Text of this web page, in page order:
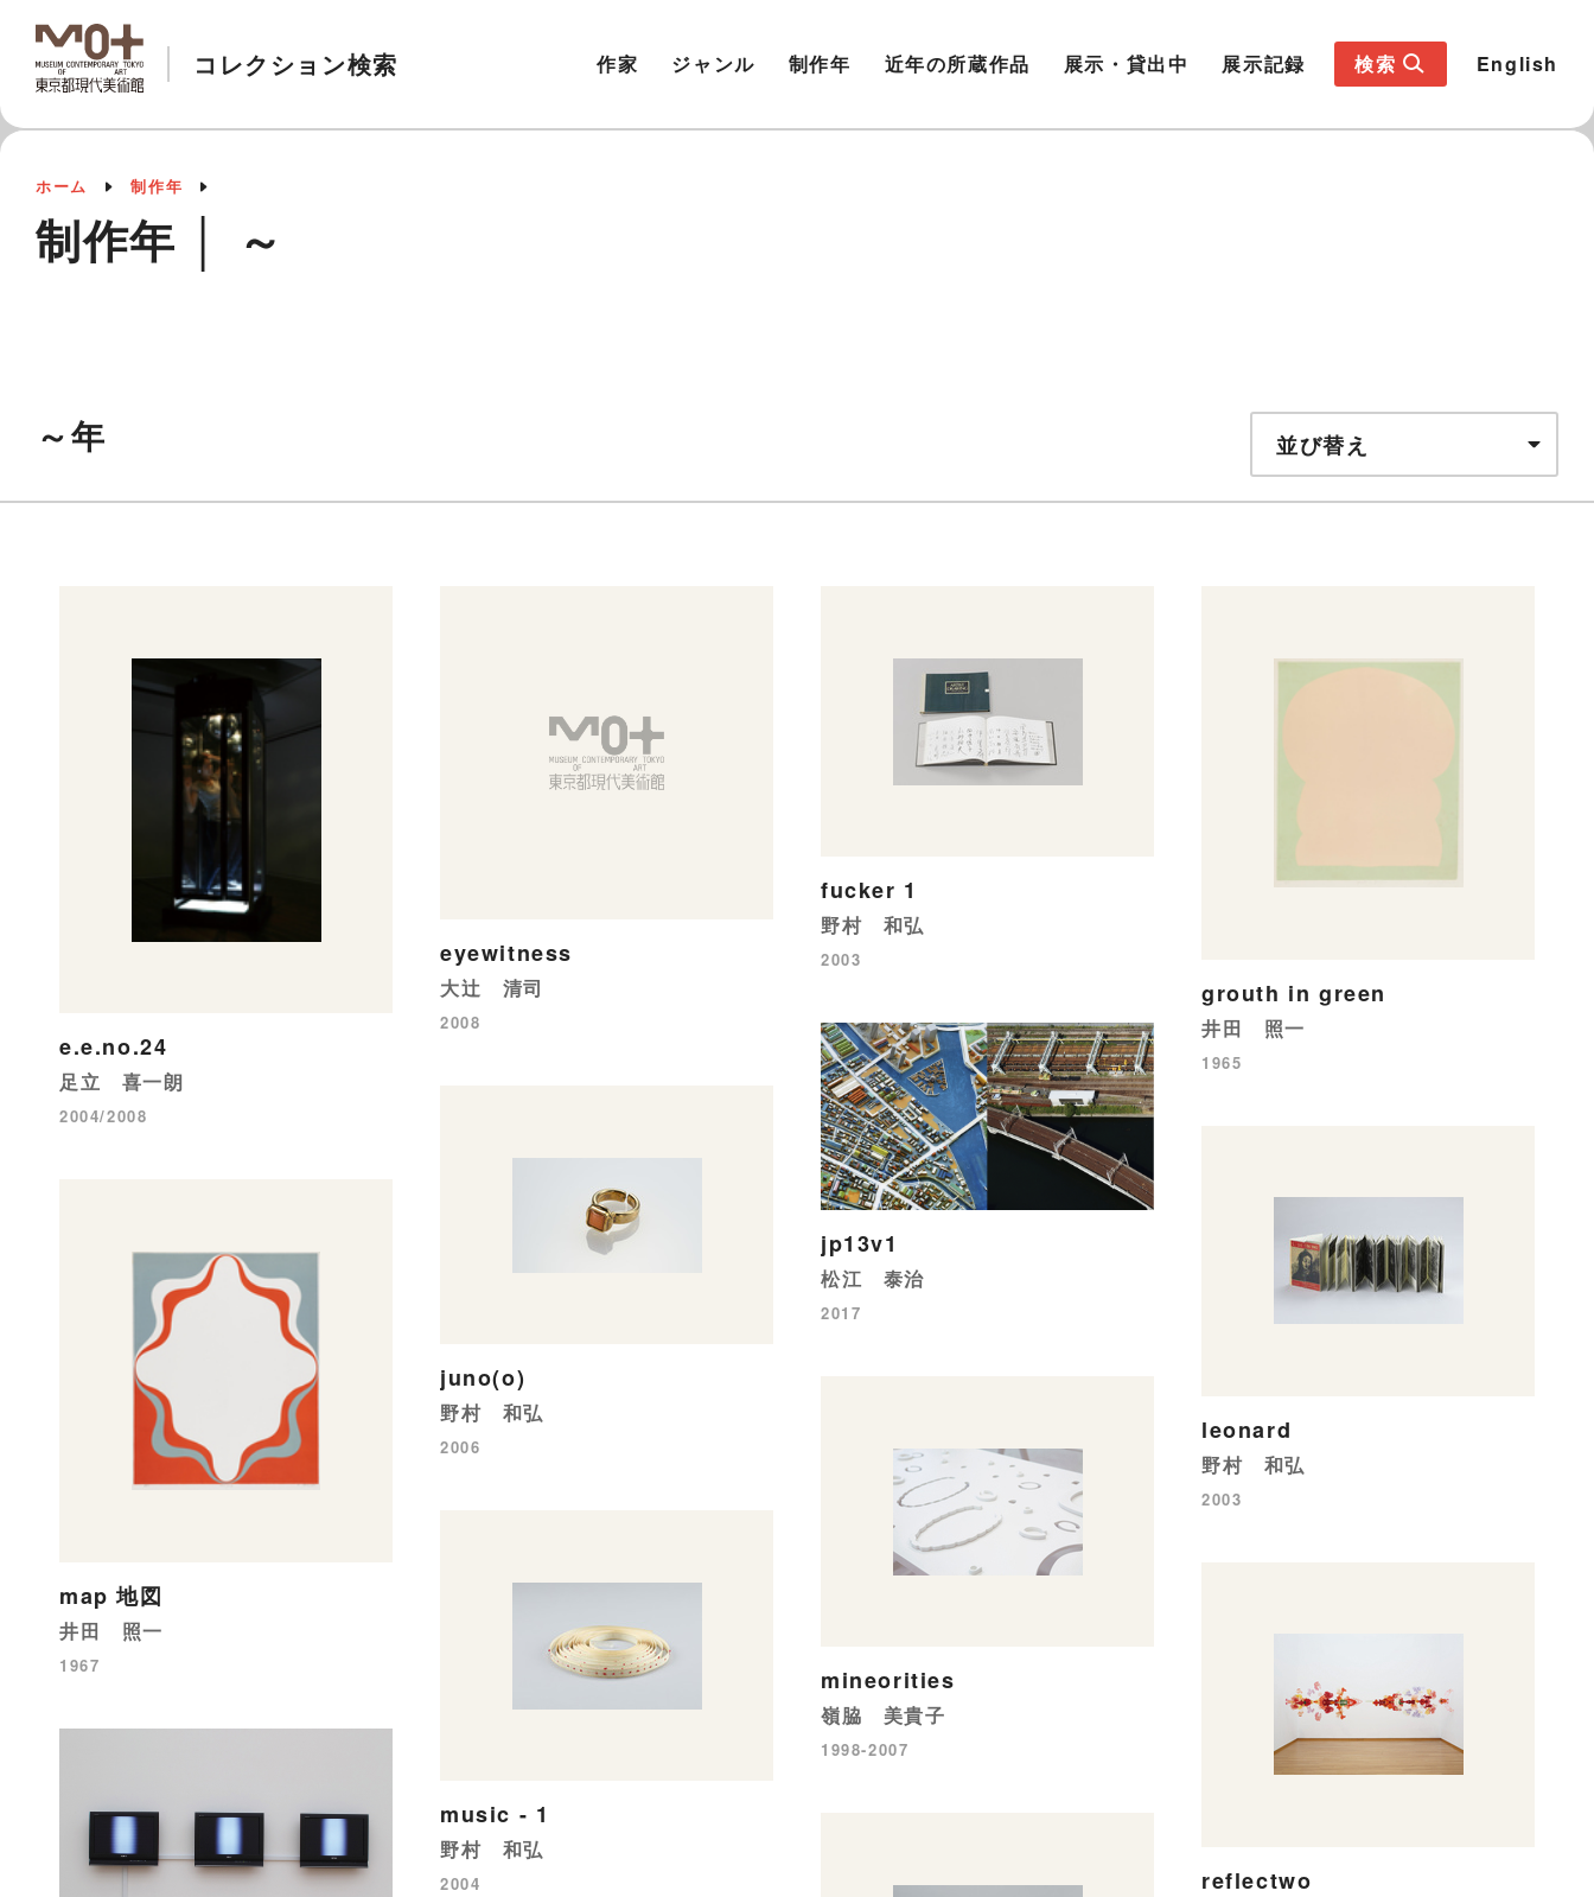
コレクション検索 作家 ジャンル 制作年 近年の所蔵作品 展示・貸出中 展示記録 検索 English
ホーム 制作年
制作年 │ ～
～年 並び替え
e.e.no.24
足立 喜一朗
2004/2008
eyewitness
大辻 清司
2008
fucker 1
野村 和弘
2003
grouth in green
井田 照一
1965
jp13v1
松江 泰治
2017
juno(o)
野村 和弘
2006
leonard
野村 和弘
2003
map 地図
井田 照一
1967 mineorities
嶺脇 美貴子
1998-2007
music - 1
野村 和弘
2004 reflectwo